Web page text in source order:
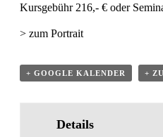
t
u
N
v
Kursgebühr 216,- € oder
> zum Portrait
+ GOOGLE KALENDER +
Details